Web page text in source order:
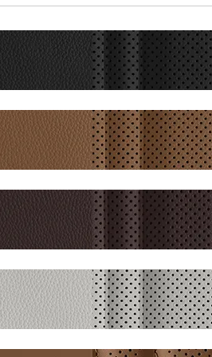
블
랙
모
노
톤
천
연
가
시
트
(프
리
미
인
디
고/
브
라
운
투
톤
연
가
죽
시
트
리
블
랙/
브
라
운
투
톤
천
가
다
크
그
레